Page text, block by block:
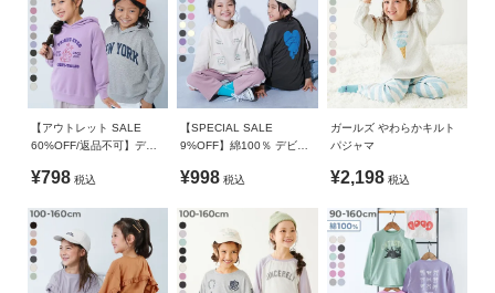
物
ガ
イ
ド
よ
く
る
ご
質
イテムです。
120cm
70
14.5
130cm
72
15
140cm
75
17
150cm
78
18
160cm
81
»サイズガイド
素材・仕様
本体：綿100% / リブ：綿95% ポリウレタン5% / チュール：
ナイロン100%
【アウトレット SALE
60%OFF/返品不可】デビ
ー
¥798 税込
【SPECIAL SALE
9%OFF】綿100％ デビラ
トプリント袖リブ 長袖Tシ
¥998 税込
ガールズ やわらかキルト
パジャマ
¥2,198 税込